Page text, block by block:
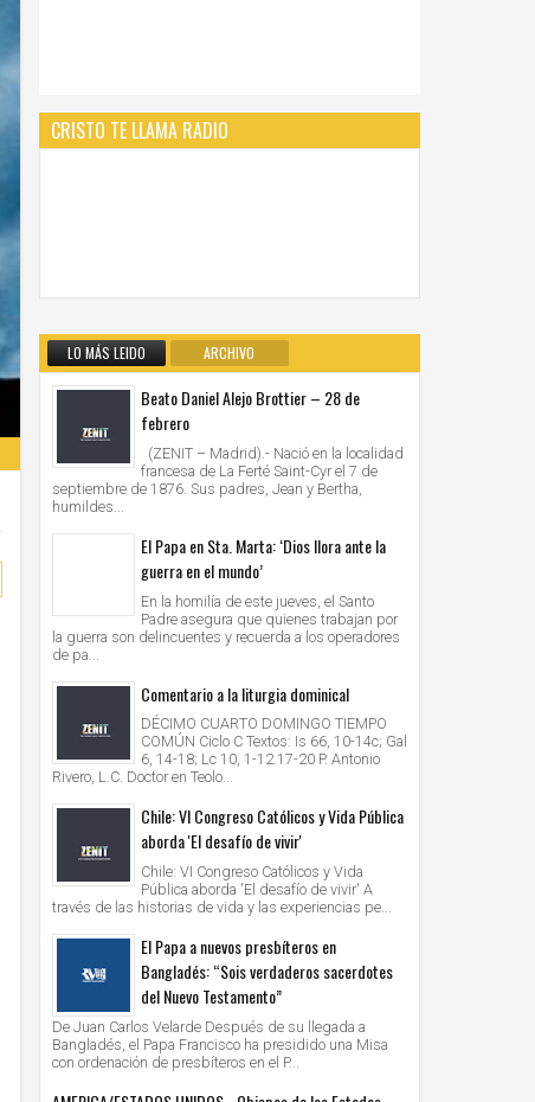
CRISTO TE LLAMA RADIO
LO MÁS LEIDO ARCHIVO
Beato Daniel Alejo Brottier – 28 de
febrero
(ZENIT – Madrid).- Nació en la localidad
francesa de La Ferté Saint-Cyr el 7 de
septiembre de 1876. Sus padres, Jean y Bertha,
humildes...
El Papa en Sta. Marta: ‘Dios llora ante la
guerra en el mundo’
En la homilía de este jueves, el Santo
Padre asegura que quienes trabajan por
la guerra son delincuentes y recuerda a los operadores
de pa...
Comentario a la liturgia dominical
DÉCIMO CUARTO DOMINGO TIEMPO
COMÚN Ciclo C Textos: Is 66, 10-14c; Gal
6, 14-18; Lc 10, 1-12.17-20 P. Antonio
Rivero, L.C. Doctor en Teolo...
Chile: VI Congreso Católicos y Vida Pública
aborda 'El desafío de vivir'
Chile: VI Congreso Católicos y Vida
Pública aborda 'El desafío de vivir' A
través de las historias de vida y las experiencias pe...
El Papa a nuevos presbíteros en
Bangladés: “Sois verdaderos sacerdotes
del Nuevo Testamento”
De Juan Carlos Velarde Después de su llegada a
Bangladés, el Papa Francisco ha presidido una Misa
con ordenación de presbíteros en el P...